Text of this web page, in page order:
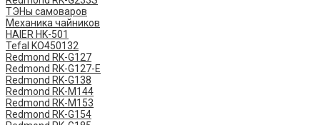
ТЭНы самоваров
Механика чайников
HAIER HK-501
Tefal KO450132
​Redmond ​RK-G127
Redmond ​RK-G127-E
Redmond RK-G138
Redmond RK-M144
Redmond RK-M153
Redmond RK-G154